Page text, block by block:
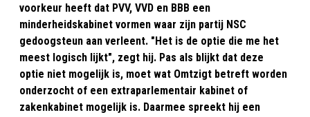
voorkeur heeft dat PVV, VVD en BBB een
minderheidskabinet vormen waar zijn partij NSC
gedoogsteun aan verleent. "Het is de optie die me het
meest logisch lijkt", zegt hij. Pas als blijkt dat deze
optie niet mogelijk is, moet wat Omtzigt betreft worden
onderzocht of een extraparlementair kabinet of
zakenkabinet mogelijk is. Daarmee spreekt hij een